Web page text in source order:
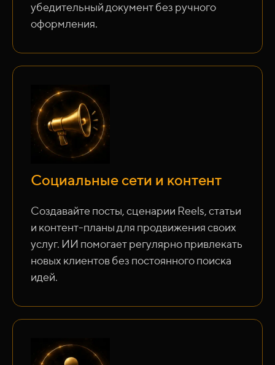
убедительный документ без ручного
оформления.
Социальные сети и контент
Создавайте посты, сценарии Reels, статьи
и контент-планы для продвижения своих
услуг. ИИ помогает регулярно привлекать
новых клиентов без постоянного поиска
идей.